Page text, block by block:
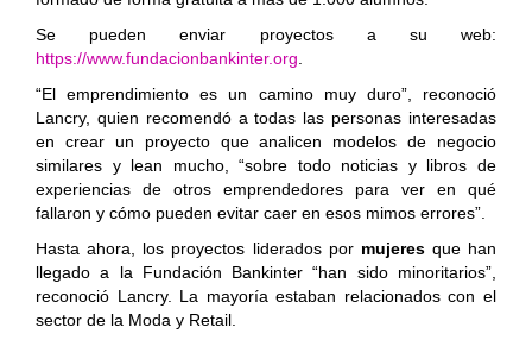
Se pueden enviar proyectos a su web:
https://www.fundacionbankinter.org
“El emprendimiento es un camino muy duro”, reconoció
Lancry, quien recomendó a todas las personas interesadas
en crear un proyecto que analicen modelos de negocio
similares y lean mucho, “sobre todo noticias y libros de
experiencias de otros emprendedores para ver en qué
fallaron y cómo pueden evitar caer en esos mimos errores”.
Hasta ahora, los proyectos liderados por mujeresque han
llegado a la Fundación Bankinter “han sido minoritarios”,
reconoció Lancry. La mayoría estaban relacionados con el
sector de la Moda y Retail.